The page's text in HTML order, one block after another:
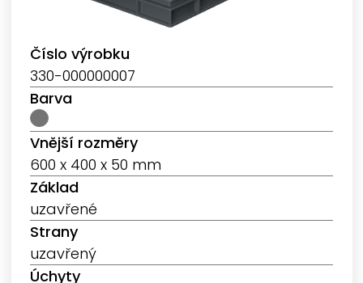
Číslo výrobku
330-000000007
Barva
Vnější rozměry
600 x 400 x 50 mm
Základ
uzavřené
Strany
uzavřený
Úchyty